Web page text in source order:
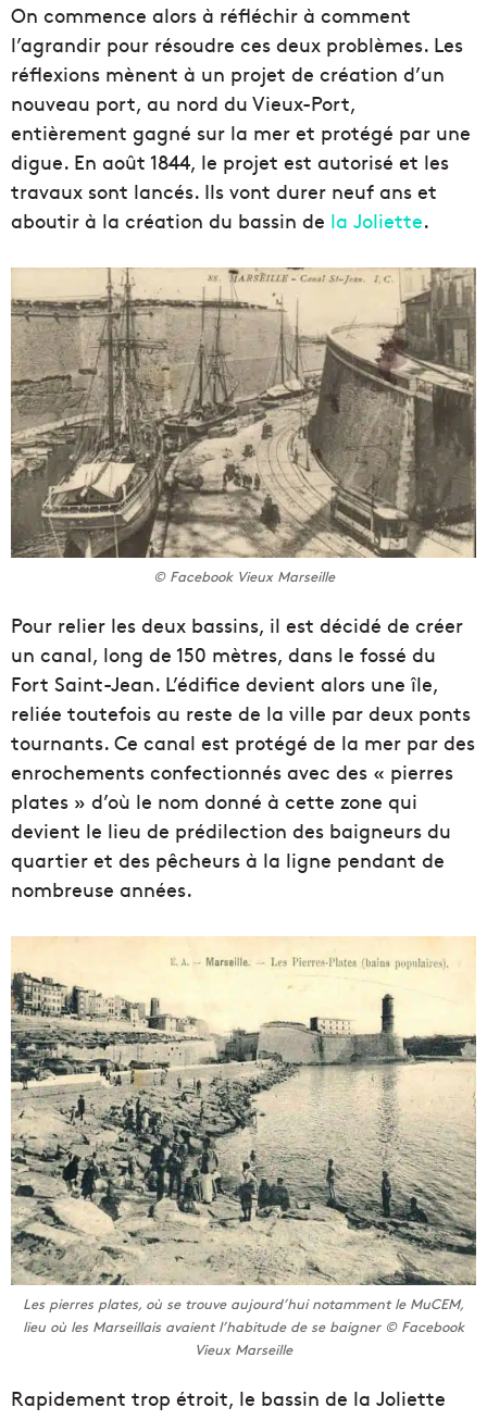
On commence alors à réfléchir à comment
l’agrandir pour résoudre ces deux problèmes. Les
réflexions mènent à un projet de création d’un
nouveau port, au nord du Vieux-Port,
entièrement gagné sur la mer et protégé par une
digue. En août 1844, le projet est autorisé et les
travaux sont lancés. Ils vont durer neuf ans et
aboutir à la création du bassin de la Joliette.
© Facebook Vieux Marseille
Pour relier les deux bassins, il est décidé de créer
un canal, long de 150 mètres, dans le fossé du
Fort Saint-Jean. L’édifice devient alors une île,
reliée toutefois au reste de la ville par deux ponts
tournants. Ce canal est protégé de la mer par des
enrochements confectionnés avec des « pierres
plates » d’où le nom donné à cette zone qui
devient le lieu de prédilection des baigneurs du
quartier et des pêcheurs à la ligne pendant de
nombreuse années.
Les pierres plates, où se trouve aujourd’hui notamment le MuCEM,
lieu où les Marseillais avaient l’habitude de se baigner © Facebook
Vieux Marseille
Rapidement trop étroit, le bassin de la Joliette